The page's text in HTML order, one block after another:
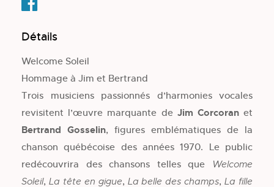
Détails
Welcome Soleil
Hommage à Jim et Bertrand
Trois musiciens passionnés d’harmonies vocales
revisitent l’œuvre marquante de Jim Corcoranet
Bertrand Gosselin, figures emblématiques de la
chanson québécoise des années 1970. Le public
redécouvrira des chansons telles que
Welcome
Soleil, La tête en gigue, La belle des champs,La fille